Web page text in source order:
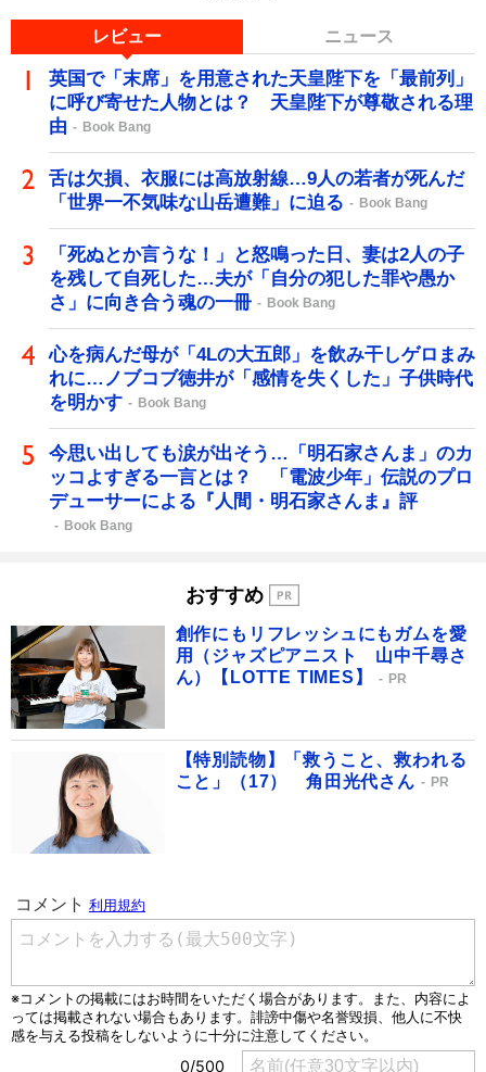
レビュー ニュース
英国で「末席」を用意された天皇陛下を「最前列」
に呼び寄せた人物とは？ 天皇陛下が尊敬される理
由
Book Bang
舌は欠損、衣服には高放射線…9人の若者が死んだ
「世界一不気味な山岳遭難」に迫る
Book Bang
「死ぬとか言うな！」と怒鳴った日、妻は2人の子
を残して自死した…夫が「自分の犯した罪や愚か
さ」に向き合う魂の一冊
Book Bang
心を病んだ母が「4Lの大五郎」を飲み干しゲロまみ
れに…ノブコブ徳井が「感情を失くした」子供時代
を明かす
Book Bang
今思い出しても涙が出そう…「明石家さんま」のカ
ッコよすぎる一言とは？ 「電波少年」伝説のプロ
デューサーによる『人間・明石家さんま』評
Book Bang
おすすめ
創作にもリフレッシュにもガムを愛
用（ジャズピアニスト 山中千尋さ
ん）【LOTTE TIMES】
PR
【特別読物】「救うこと、救われる
こと」（17） 角田光代さん
PR